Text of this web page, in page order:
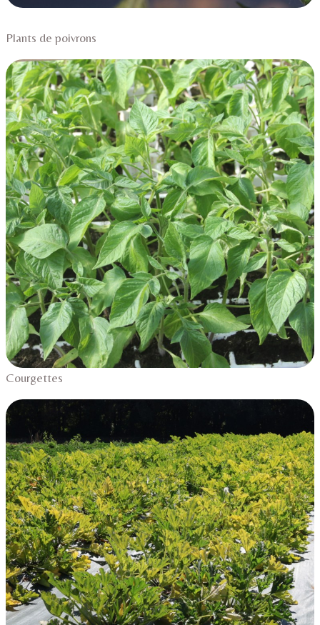
Plants de poivrons
Courgettes